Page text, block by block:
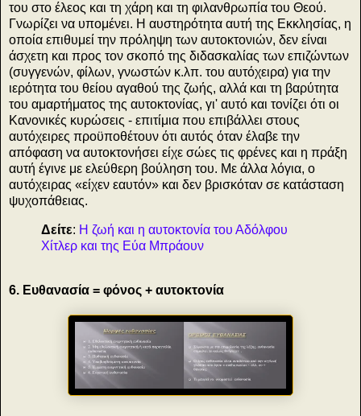
του στο έλεος και τη χάρη και τη φιλανθρωπία του Θεού.
Γνωρίζει να υπομένει. Η αυστηρότητα αυτή της Εκκλησίας, η
οποία επιθυμεί την πρόληψη των αυτοκτονιών, δεν είναι
άσχετη και προς τον σκοπό της διδασκαλίας των επιζώντων
(συγγενών, φίλων, γνωστών κ.λπ. του αυτόχειρα) για την
ιερότητα του θείου αγαθού της ζωής, αλλά και τη βαρύτητα
του αμαρτήματος της αυτοκτονίας, γι' αυτό και τονίζει ότι οι
Κανονικές κυρώσεις - επιτίμια που επιβάλλει στους
αυτόχειρες προϋποθέτουν ότι αυτός όταν έλαβε την
απόφαση να αυτοκτονήσει είχε σώες τις φρένες και η πράξη
αυτή έγινε με ελεύθερη βούληση του. Με άλλα λόγια, ο
αυτόχειρας «είχεν εαυτόν» και δεν βρισκόταν σε κατάσταση
ψυχοπάθειας.
Δείτε: Η ζωή και η αυτοκτονία του Αδόλφου
Χίτλερ και της Εύα Μπράουν
6. Ευθανασία = φόνος + αυτοκτονία